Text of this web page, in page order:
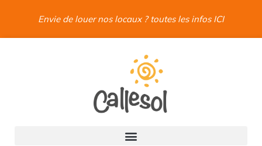
Envie de louer nos locaux ? toutes les infos ICI